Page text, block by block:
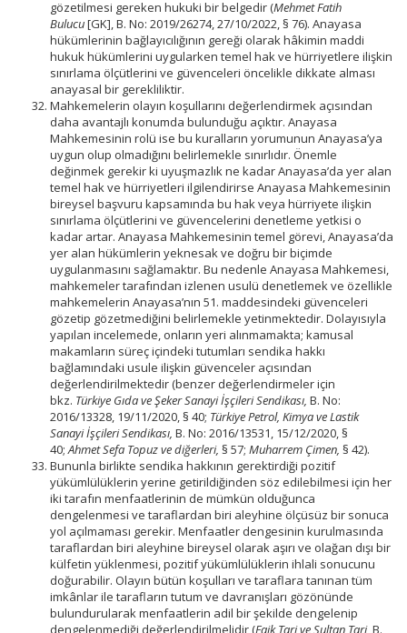
gözetilmesi gereken hukuki bir belgedir (Mehmet Fatih
Bulucu[GK], B. No: 2019/26274, 27/10/2022, § 76). Anayasa
hükümlerinin bağlayıcılığının gereği olarak hâkimin maddi
hukuk hükümlerini uygularken temel hak ve hürriyetlere ilişkin
sınırlama ölçütlerini ve güvenceleri öncelikle dikkate alması
anayasal bir gerekliliktir.
Mahkemelerin olayın koşullarını değerlendirmek açısından
daha avantajlı konumda bulunduğu açıktır. Anayasa
Mahkemesinin rolü ise bu kuralların yorumunun Anayasa’ya
uygun olup olmadığını belirlemekle sınırlıdır. Önemle
değinmek gerekir ki uyuşmazlık ne kadar Anayasa’da yer alan
temel hak ve hürriyetleri ilgilendirirse Anayasa Mahkemesinin
bireysel başvuru kapsamında bu hak veya hürriyete ilişkin
sınırlama ölçütlerini ve güvencelerini denetleme yetkisi o
kadar artar. Anayasa Mahkemesinin temel görevi, Anayasa’da
yer alan hükümlerin yeknesak ve doğru bir biçimde
uygulanmasını sağlamaktır. Bu nedenle Anayasa Mahkemesi,
mahkemeler tarafından izlenen usulü denetlemek ve özellikle
mahkemelerin Anayasa’nın 51. maddesindeki güvenceleri
gözetip gözetmediğini belirlemekle yetinmektedir. Dolayısıyla
yapılan incelemede, onların yeri alınmamakta; kamusal
makamların süreç içindeki tutumları sendika hakkı
bağlamındaki usule ilişkin güvenceler açısından
değerlendirilmektedir (benzer değerlendirmeler için
bkz. Türkiye Gıda ve Şeker Sanayi İşçileri Sendikası, B. No:
2016/13328, 19/11/2020, § 40; Türkiye Petrol, Kimya ve Lastik
Sanayi İşçileri Sendikası, B. No: 2016/13531, 15/12/2020, §
40;Ahmet Sefa Topuz ve diğerleri, § 57; Muharrem Çimen, § 42).
Bununla birlikte sendika hakkının gerektirdiği pozitif
yükümlülüklerin yerine getirildiğinden söz edilebilmesi için her
iki tarafın menfaatlerinin de mümkün olduğunca
dengelenmesi ve taraflardan biri aleyhine ölçüsüz bir sonuca
yol açılmaması gerekir. Menfaatler dengesinin kurulmasında
taraflardan biri aleyhine bireysel olarak aşırı ve olağan dışı bir
külfetin yüklenmesi, pozitif yükümlülüklerin ihlali sonucunu
doğurabilir. Olayın bütün koşulları ve taraflara tanınan tüm
imkânlar ile tarafların tutum ve davranışları gözönünde
bulundurularak menfaatlerin adil bir şekilde dengelenip
dengelenmediği değerlendirilmelidir (Faik Tari ve Sultan Tari, B.